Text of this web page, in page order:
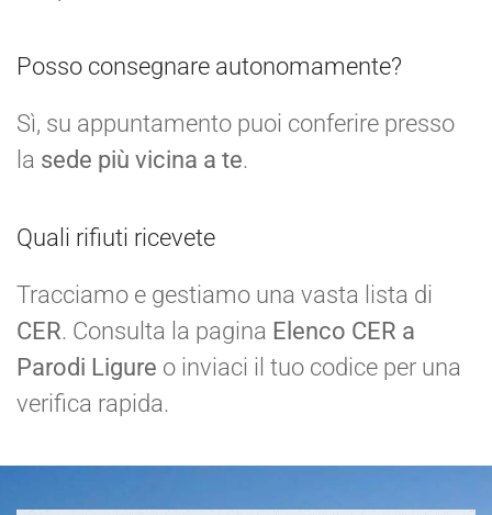
Posso consegnare autonomamente?
Sì, su appuntamento puoi conferire presso
la sede più vicina a te.
Quali rifiuti ricevete
Tracciamo e gestiamo una vasta lista di
CER. Consulta la pagina Elenco CER a
Parodi Ligure o inviaci il tuo codice per una
verifica rapida.